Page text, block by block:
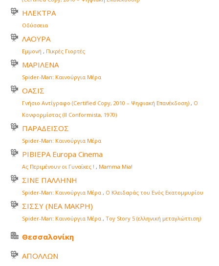
ΗΛΕΚΤΡΑ
Οδύσσεια
ΛΑΟΥΡΑ
Εμμονή , Πικρές Γιορτές
ΜΑΡΙΛΕΝΑ
Spider-Man: Καινούργια Μέρα
ΟΑΣΙΣ
Γνήσιο Αντίγραφο (Certified Copy, 2010 – Ψηφιακή Επανέκδοση) , Ο
Κονφορμίστας (Il Conformista, 1970)
ΠΑΡΑΔΕΙΣΟΣ
Spider-Man: Καινούργια Μέρα
ΡΙΒΙΕΡΑ Europa Cinema
Ας Περιμένουν οι Γυναίκες ! , Mamma Mia!
ΣΙΝΕ ΠΑΛΛΗΝΗ
Spider-Man: Καινούργια Μέρα , Ο Κλειδαράς του Ενός Εκατομμυρίου
ΣΙΣΣΥ (ΝΕΑ ΜΑΚΡΗ)
Spider-Man: Καινούργια Μέρα , Toy Story 5 (ελληνική μεταγλώττιση)
Θεσσαλονίκη
ΑΠΟΛΛΩΝ